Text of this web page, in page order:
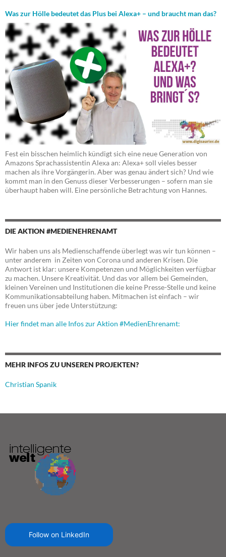
Was zur Hölle bedeutet das Plus bei Alexa+ – und braucht man das?
Fest ein bisschen heimlich kündigt sich eine neue Generation von
Amazons Sprachassistentin Alexa an: Alexa+ soll vieles besser
machen als ihre Vorgängerin. Aber was genau ändert sich? Und wie
kommt man in den Genuss dieser Verbesserungen – sofern man sie
überhaupt haben will. Eine persönliche Betrachtung von Hannes.
DIE AKTION #MEDIENEHRENAMT
Wir haben uns als Medienschaffende überlegt was wir tun können –
unter anderem in Zeiten von Corona und anderen Krisen. Die
Antwort ist klar: unsere Kompetenzen und Möglichkeiten verfügbar
zu machen. Unsere Kreativität. Und das vor allem bei Gemeinden,
kleinen Vereinen und Institutionen die keine Presse-Stelle und keine
Kommunikationsabteilung haben. Mitmachen ist einfach – wir
freuen uns über jede Unterstützung:
Hier findet man alle Infos zur Aktion #MedienEhrenamt:
MEHR INFOS ZU UNSEREN PROJEKTEN?
Christian Spanik
Follow on LinkedIn